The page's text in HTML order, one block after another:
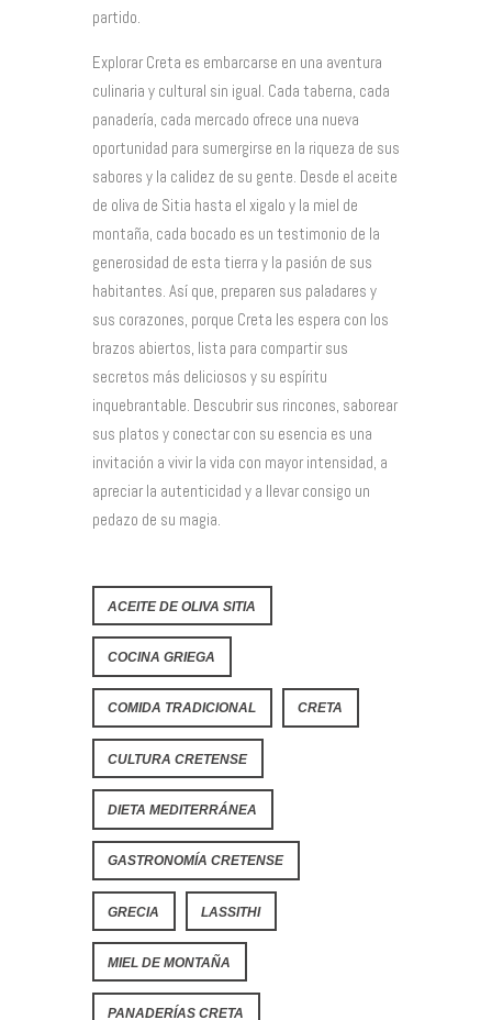
partido.
Explorar Creta es embarcarse en una aventura
culinaria y cultural sin igual. Cada taberna, cada
panadería, cada mercado ofrece una nueva
oportunidad para sumergirse en la riqueza de sus
sabores y la calidez de su gente. Desde el aceite
de oliva de Sitia hasta el xigalo y la miel de
montaña, cada bocado es un testimonio de la
generosidad de esta tierra y la pasión de sus
habitantes. Así que, preparen sus paladares y
sus corazones, porque Creta les espera con los
brazos abiertos, lista para compartir sus
secretos más deliciosos y su espíritu
inquebrantable. Descubrir sus rincones, saborear
sus platos y conectar con su esencia es una
invitación a vivir la vida con mayor intensidad, a
apreciar la autenticidad y a llevar consigo un
pedazo de su magia.
ACEITE DE OLIVA SITIA
COCINA GRIEGA
COMIDA TRADICIONAL CRETA
CULTURA CRETENSE
DIETA MEDITERRÁNEA
GASTRONOMÍA CRETENSE
GRECIA LASSITHI
MIEL DE MONTAÑA
PANADERÍAS CRETA